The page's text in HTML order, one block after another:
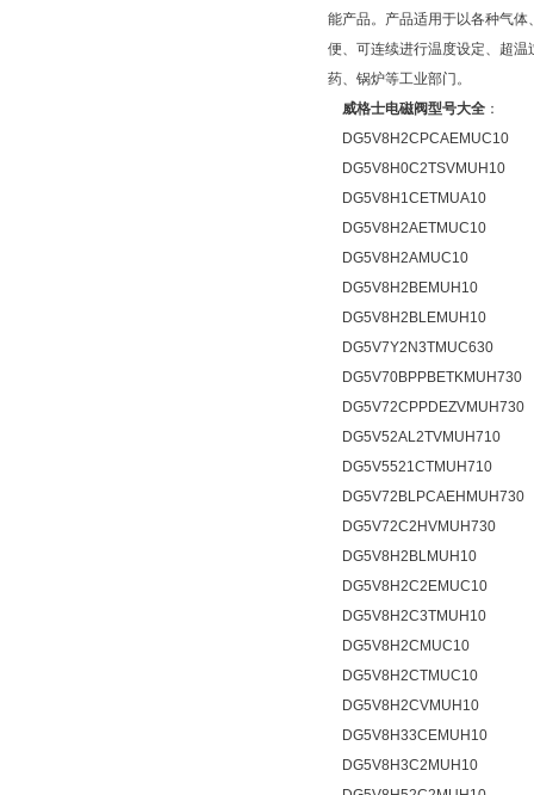
能产品。产品适用于以各种气
便、可连续进行温度设定、超
药、锅炉等工业部门。
威格士电磁阀型号大全 ：
DG5V8H2CPCAEMUC10
DG5V8H0C2TSVMUH10
DG5V8H1CETMUA10
DG5V8H2AETMUC10
DG5V8H2AMUC10
DG5V8H2BEMUH10
DG5V8H2BLEMUH10
DG5V7Y2N3TMUC630
DG5V70BPPBETKMUH730
DG5V72CPPDEZVMUH730
DG5V52AL2TVMUH710
DG5V5521CTMUH710
DG5V72BLPCAEHMUH730
DG5V72C2HVMUH730
DG5V8H2BLMUH10
DG5V8H2C2EMUC10
DG5V8H2C3TMUH10
DG5V8H2CMUC10
DG5V8H2CTMUC10
DG5V8H2CVMUH10
DG5V8H33CEMUH10
DG5V8H3C2MUH10